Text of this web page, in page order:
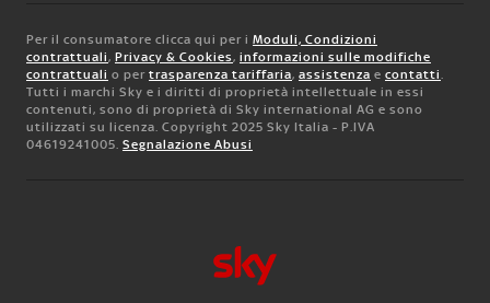
Per il consumatore clicca qui per i Moduli, Condizioni
contrattuali, Privacy & Cookies, informazioni sulle modifiche
contrattuali o per trasparenza tariffaria, assistenza e contatti.
Tutti i marchi Sky e i diritti di proprietà intellettuale in essi
contenuti, sono di proprietà di Sky international AG e sono
utilizzati su licenza. Copyright 2025 Sky Italia - P.IVA
04619241005. Segnalazione Abusi